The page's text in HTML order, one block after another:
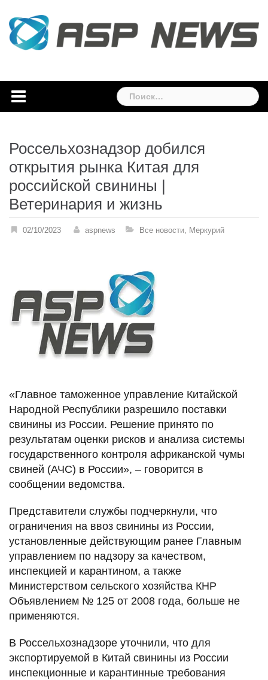
content
Найти:
Россельхознадзор добился
открытия рынка Китая для
российской свинины |
Ветеринария и жизнь
02/10/2023 aspnews Все новости, Меркурий
«Главное таможенное управление Китайской
Народной Республики разрешило поставки
свинины из России. Решение принято по
результатам оценки рисков и анализа системы
государственного контроля африканской чумы
свиней (АЧС) в России», – говорится в
сообщении ведомства.
Представители службы подчеркнули, что
ограничения на ввоз свинины из России,
установленные действующим ранее Главным
управлением по надзору за качеством,
инспекцией и карантином, а также
Министерством сельского хозяйства КНР
Объявлением № 125 от 2008 года, больше не
применяются.
В Россельхознадзоре уточнили, что для
экспортируемой в Китай свинины из России
инспекционные и карантинные требования